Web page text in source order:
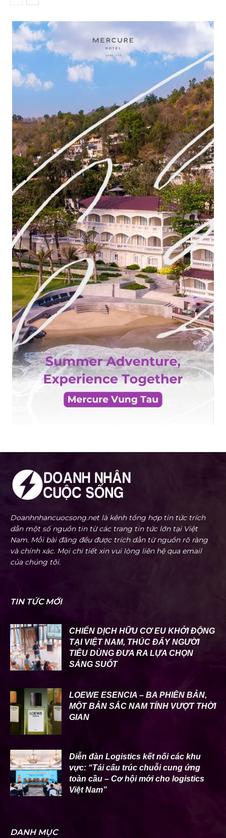
Doanhnhancuocsong.net là kênh tổng hợp tin tức trích
dẫn một số nguồn tin từ các trang tin tức lớn tại Việt
Nam. Mỗi bài đăng đều được trích dẫn từ nguồn rõ ràng
và chính xác. Mọi chi tiết xin vui lòng liên hệ qua email
của chúng tôi.
TIN TỨC MỚI
CHIẾN DỊCH HỮU CƠ EU KHỞI ĐỘNG
TẠI VIỆT NAM, THÚC ĐẨY NGƯỜI
TIÊU DÙNG ĐƯA RA LỰA CHỌN
SÁNG SUỐT
LOEWE ESENCIA – BA PHIÊN BẢN,
MỘT BẢN SẮC NAM TÍNH VƯỢT THỜI
GIAN
Diễn đàn Logistics kết nối các khu
vực: “Tái cấu trúc chuỗi cung ứng
toàn cầu – Cơ hội mới cho logistics
Việt Nam”
DANH MỤC